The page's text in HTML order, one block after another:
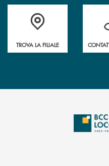
Accedi all' elenco completo delle
TROVA LA FILIALE
Hai